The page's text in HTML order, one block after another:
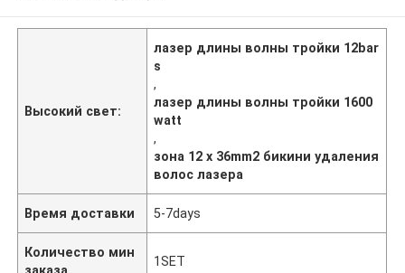
Высокий свет:
лазер длины волны тройки 12bar
s
,
лазер длины волны тройки 1600
watt
,
зона 12 x 36mm2 бикини удаления
волос лазера
Время доставки 5-7days
Количество мин
заказа
1SET